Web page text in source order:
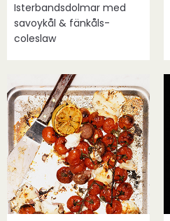
Isterbandsdolmar med
savoykål & fänkåls-
coleslaw